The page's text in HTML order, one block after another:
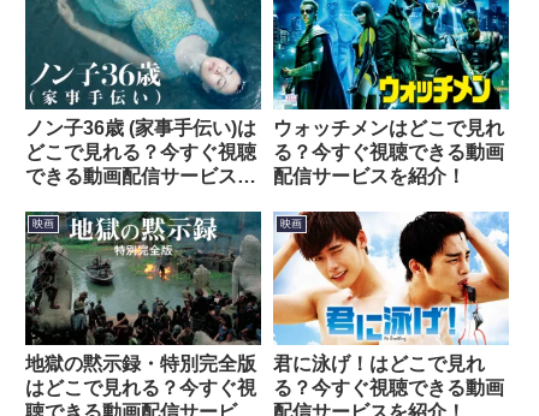
ノン子36歳 (家事手伝い)は
どこで見れる？今すぐ視聴
できる動画配信サービスを
ウォッチメンはどこで見れ
る？今すぐ視聴できる動画
配信サービスを紹介！
映画
地獄の黙示録・特別完全版
はどこで見れる？今すぐ視
聴できる動画配信サービス
映画
君に泳げ！はどこで見れ
る？今すぐ視聴できる動画
配信サービスを紹介！